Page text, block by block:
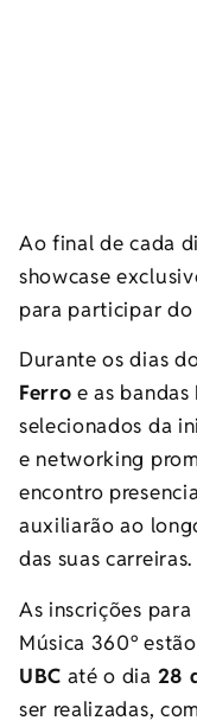
Ao final de cada
showcase
para participar
Durante os dias
Ferro e as bandas
selecionados da
e networking
encontro
auxiliarão ao
das suas carreiras.
As inscrições
Música 360º
UBC até o dia 28
ser realizadas,